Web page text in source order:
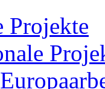
Projekte